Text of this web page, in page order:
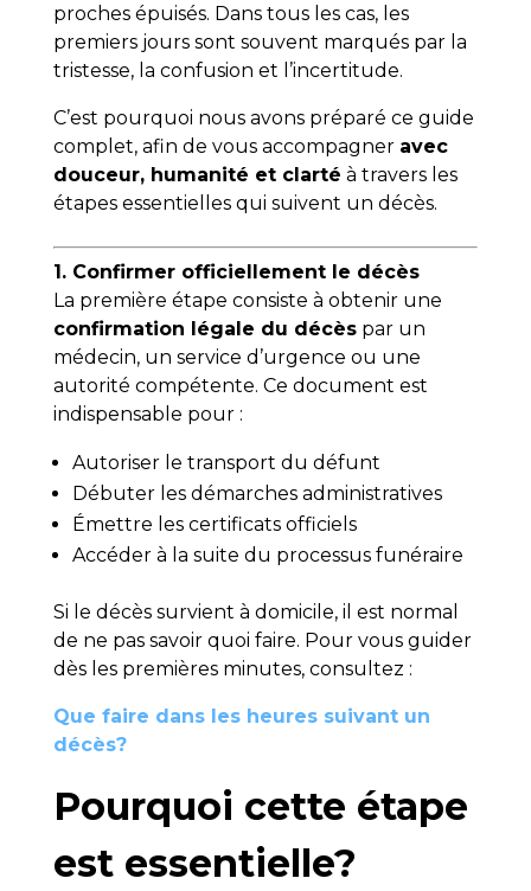
proches épuisés. Dans tous les cas, les
premiers jours sont souvent marqués par la
tristesse, la confusion et l’incertitude.
C’est pourquoi nous avons préparé ce guide
complet, afin de vous accompagner avec
douceur, humanité et clarté à travers les
étapes essentielles qui suivent un décès.
1. Confirmer officiellement le décès
La première étape consiste à obtenir une
confirmation légale du décèspar un
médecin, un service d’urgence ou une
autorité compétente. Ce document est
indispensable pour :
Autoriser le transport du défunt
Débuter les démarches administratives
Émettre les certificats officiels
Accéder à la suite du processus funéraire
Si le décès survient à domicile, il est normal
de ne pas savoir quoi faire. Pour vous guider
dès les premières minutes, consultez :
Que faire dans les heures suivant un
décès?
Pourquoi cette étape
est essentielle?